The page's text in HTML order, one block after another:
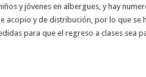
y jóvenes en albergues, y hay
y de distribución, por lo que se
para que el regreso a clases sea